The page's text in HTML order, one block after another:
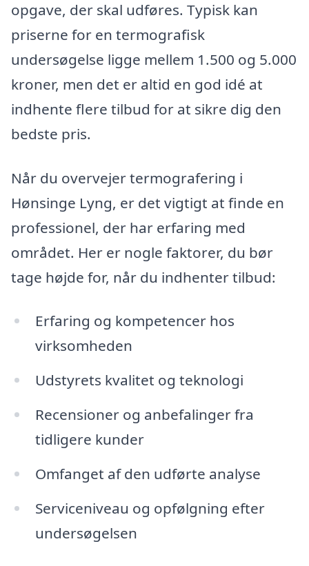
opgave, der skal udføres. Typisk kan
priserne for en termografisk
undersøgelse ligge mellem 1.500 og 5.000
kroner, men det er altid en god idé at
indhente flere tilbud for at sikre dig den
bedste pris.
Når du overvejer termografering i
Hønsinge Lyng, er det vigtigt at finde en
professionel, der har erfaring med
området. Her er nogle faktorer, du bør
tage højde for, når du indhenter tilbud:
Erfaring og kompetencer hos
virksomheden
Udstyrets kvalitet og teknologi
Recensioner og anbefalinger fra
tidligere kunder
Omfanget af den udførte analyse
Serviceniveau og opfølgning efter
undersøgelsen